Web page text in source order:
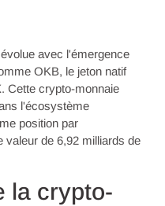
avec l'émergence
OKB, le jeton natif
Cette crypto-monnaie
l'écosystème
position par
valeur de 6,92 milliards de
la crypto-